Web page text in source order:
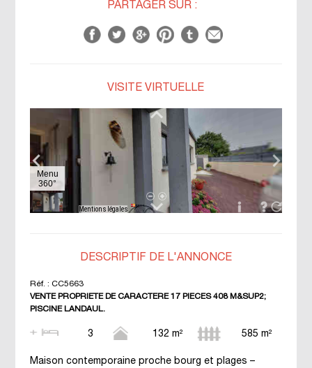
PARTAGER SUR :
VISITE VIRTUELLE
DESCRIPTIF DE L'ANNONCE
Réf. : CC5663
VENTE PROPRIETE DE CARACTERE 17 PIECES 408 M&SUP2;
PISCINE LANDAUL.
3 132 m² 585 m²
Maison contemporaine proche bourg et plages –